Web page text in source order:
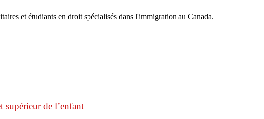
et étudiants en droit spécialisés dans l'immigration au Canada.
supérieur de l’enfant